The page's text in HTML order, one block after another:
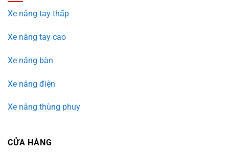
Xe nâng tay thấp
Xe nâng tay cao
Xe nâng bàn
Xe nâng điện
Xe nâng thùng phuy
CỬA HÀNG